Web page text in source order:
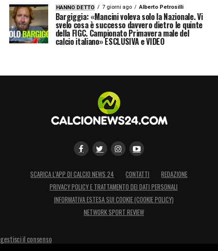
HANNO DETTO 7 giorni ago Alberto Petrosilli
Bargiggia: «Mancini voleva solo la Nazionale. Vi
svelo cosa è successo davvero dietro le quinte
della FIGC. Campionato Primavera male del
calcio italiano» ESCLUSIVA e VIDEO
SCARICA L’APP DI CALCIO NEWS 24 CONTATTI
REDAZIONE
PRIVACY POLICY E TRATTAMENTO DEI DATI PERSONALI
INFORMATIVA ESTESA SUI COOKIE (COOKIE POLICY)
NETWORK SPORT REVIEW
gestisci il consenso